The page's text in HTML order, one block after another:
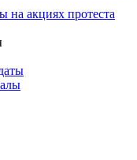
на акциях протеста